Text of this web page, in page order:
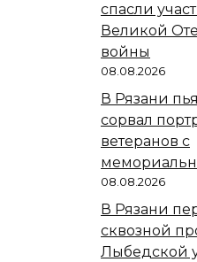
спасли
Великой
войны
08.08.2026
В Рязани
сорвал
ветеранов с
08.08.2026
В Рязани
сквозной
Лыбедской